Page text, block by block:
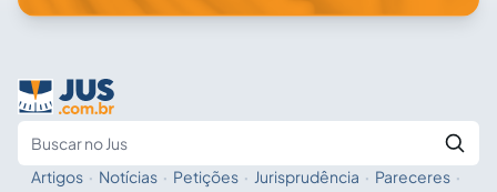
Artigos · Notícias · Petições · Jurisprudência · Pareceres ·